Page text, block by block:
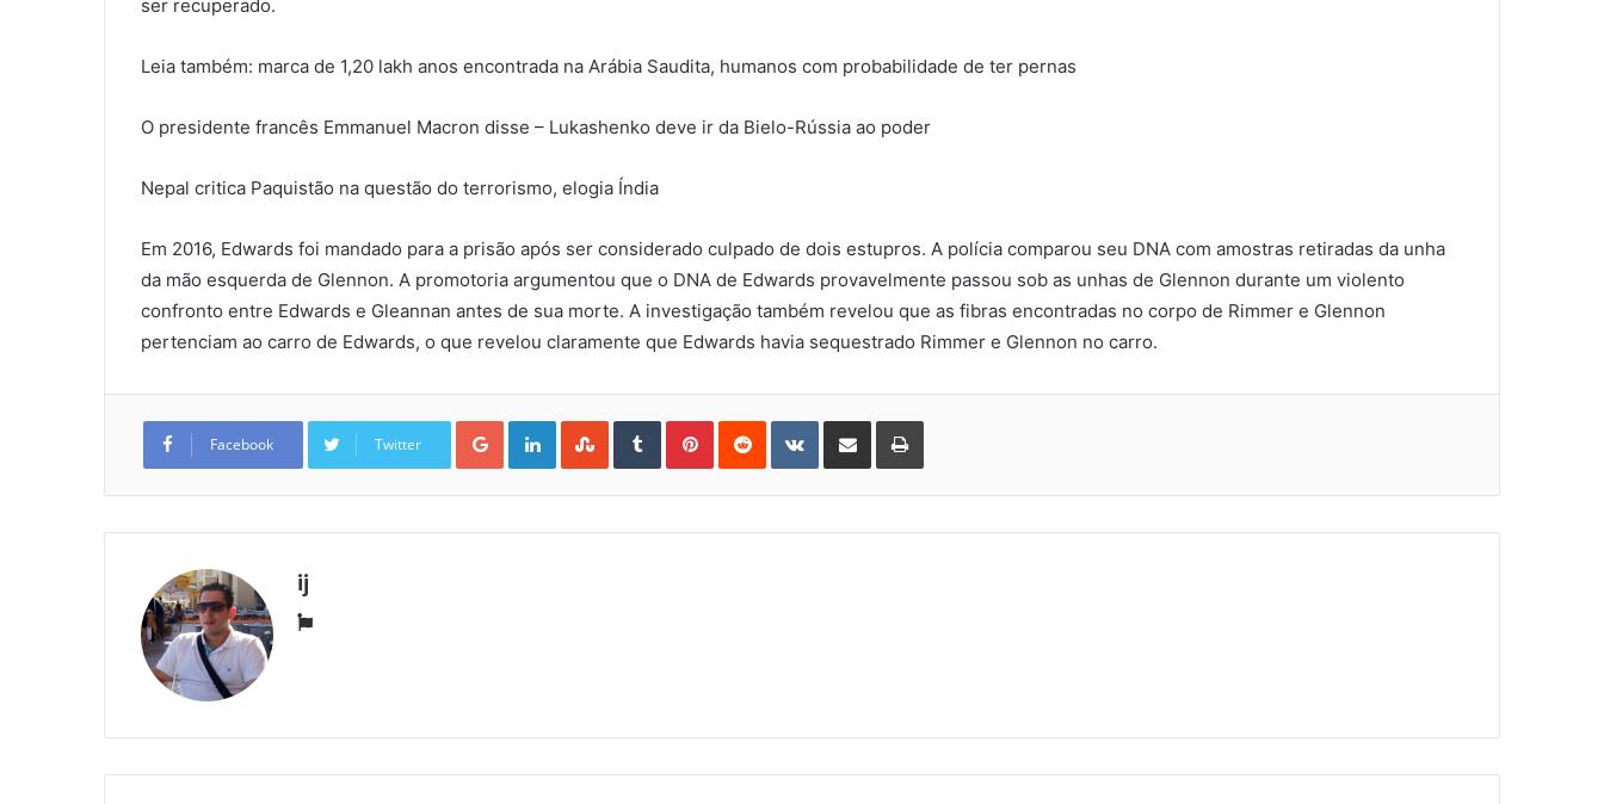
ser recuperado.
Leia também: marca de 1,20 lakh anos encontrada na Arábia Saudita, humanos com probabilidade de ter pernas
O presidente francês Emmanuel Macron disse – Lukashenko deve ir da Bielo-Rússia ao poder
Nepal critica Paquistão na questão do terrorismo, elogia Índia
Em 2016, Edwards foi mandado para a prisão após ser considerado culpado de dois estupros. A polícia comparou seu DNA com amostras retiradas da unha
da mão esquerda de Glennon. A promotoria argumentou que o DNA de Edwards provavelmente passou sob as unhas de Glennon durante um violento
confronto entre Edwards e Gleannan antes de sua morte. A investigação também revelou que as fibras encontradas no corpo de Rimmer e Glennon
pertenciam ao carro de Edwards, o que revelou claramente que Edwards havia sequestrado Rimmer e Glennon no carro.
Facebook Twitter
Google+LinkedInStumbleUpon
TumblrPinterestReddit VKontakteShare
Email
Print
ij
Website